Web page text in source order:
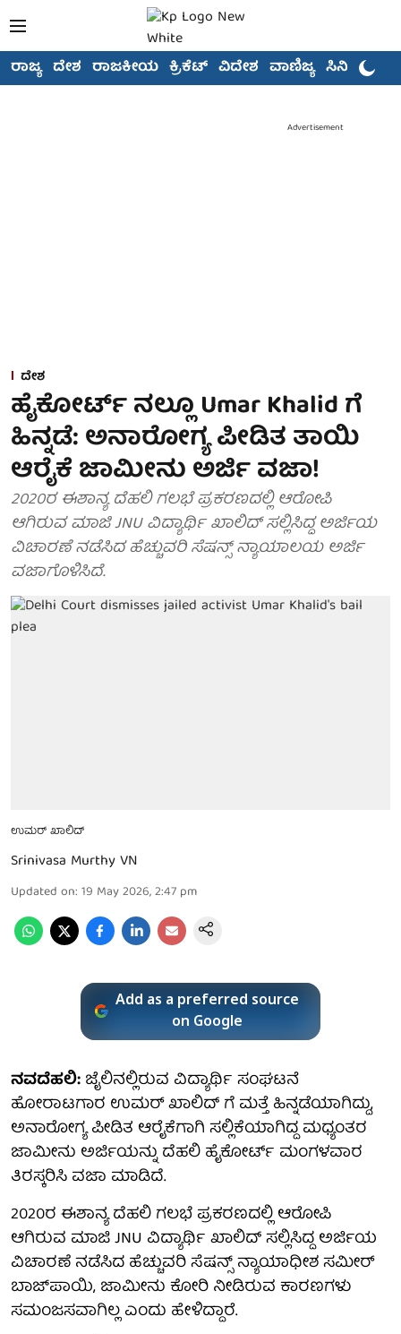
ರಾಜ್ಯ ದೇಶ ರಾಜಕೀಯ ಕ್ರಿಕೆಟ್ ವಿದೇಶ ವಾಣಿಜ್ಯ ಸಿನಿಮಾ
Advertisement
ದೇಶ
ಹೈಕೋರ್ಟ್ ನಲ್ಲೂ Umar Khalid ಗೆ
ಹಿನ್ನಡೆ: ಅನಾರೋಗ್ಯ ಪೀಡಿತ ತಾಯಿ
ಆರೈಕೆ ಜಾಮೀನು ಅರ್ಜಿ ವಜಾ!
2020ರ ಈಶಾನ್ಯ ದೆಹಲಿ ಗಲಭೆ ಪ್ರಕರಣದಲ್ಲಿ ಆರೋಪಿ
ಆಗಿರುವ ಮಾಜಿ JNU ವಿದ್ಯಾರ್ಥಿ ಖಾಲಿದ್ ಸಲ್ಲಿಸಿದ್ದ ಅರ್ಜಿಯ
ವಿಚಾರಣೆ ನಡೆಸಿದ ಹೆಚ್ಚುವರಿ ಸೆಷನ್ಸ್ ನ್ಯಾಯಾಲಯ ಅರ್ಜಿ
ವಜಾಗೊಳಿಸಿದೆ.
ಉಮರ್ ಖಾಲಿದ್
Srinivasa Murthy VN
Updated on: 19 May 2026, 2:47 pm
Add as a preferred source
on Google
ನವದೆಹಲಿ:ಜೈಲಿನಲ್ಲಿರುವ ವಿದ್ಯಾರ್ಥಿ ಸಂಘಟನೆ
ಹೋರಾಟಗಾರ ಉಮರ್ ಖಾಲಿದ್ ಗೆ ಮತ್ತೆ ಹಿನ್ನಡೆಯಾಗಿದ್ದು,
ಅನಾರೋಗ್ಯ ಪೀಡಿತ ಆರೈಕೆಗಾಗಿ ಸಲ್ಲಿಕೆಯಾಗಿದ್ದ ಮಧ್ಯಂತರ
ಜಾಮೀನು ಅರ್ಜಿಯನ್ನು ದೆಹಲಿ ಹೈಕೋರ್ಟ್ ಮಂಗಳವಾರ
ತಿರಸ್ಕರಿಸಿ ವಜಾ ಮಾಡಿದೆ.
2020ರ ಈಶಾನ್ಯ ದೆಹಲಿ ಗಲಭೆ ಪ್ರಕರಣದಲ್ಲಿ ಆರೋಪಿ
ಆಗಿರುವ ಮಾಜಿ JNU ವಿದ್ಯಾರ್ಥಿ ಖಾಲಿದ್ ಸಲ್ಲಿಸಿದ್ದ ಅರ್ಜಿಯ
ವಿಚಾರಣೆ ನಡೆಸಿದ ಹೆಚ್ಚುವರಿ ಸೆಷನ್ಸ್ ನ್ಯಾಯಾಧೀಶ ಸಮೀರ್
ಬಾಜ್‌ಪಾಯಿ, ಜಾಮೀನು ಕೋರಿ ನೀಡಿರುವ ಕಾರಣಗಳು
ಸಮಂಜಸವಾಗಿಲ್ಲ ಎಂದು ಹೇಳಿದ್ದಾರೆ.